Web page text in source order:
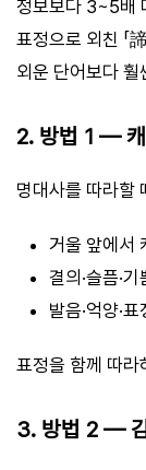
정보보다 3~5배
표정으로 외친 「
외운 단어보다 훨
2. 방법 1 —
명대사를 따라할
거울 앞에서
결의·슬픔·
발음·억양·
표정을 함께 따라
3. 방법 2 —